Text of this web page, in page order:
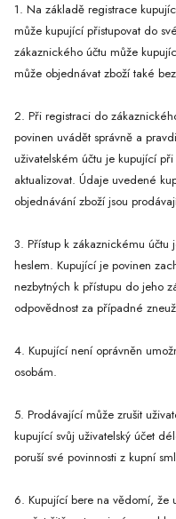
1. Na základě registrace
může kupující přistupovat do
zákaznického účtu může
může objednávat zboží také
2. Při registraci do
povinen uvádět správně a
uživatelském účtu je kupující
aktualizovat. Údaje uvedené
objednávání zboží jsou
3. Přístup k zákaznickému účtu
heslem. Kupující je povinen
nezbytných k přístupu do jeho
odpovědnost za případné
4. Kupující není oprávněn
osobám.
5. Prodávající může zrušit
kupující svůj uživatelský účet
poruší své povinnosti z kupní
6. Kupující bere na vědomí, že